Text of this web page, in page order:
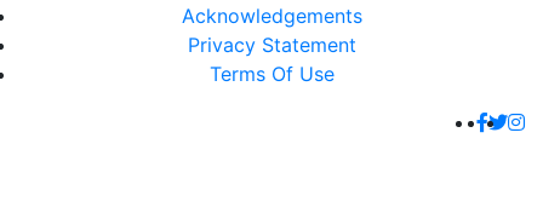
Acknowledgements
Privacy Statement
Terms Of Use